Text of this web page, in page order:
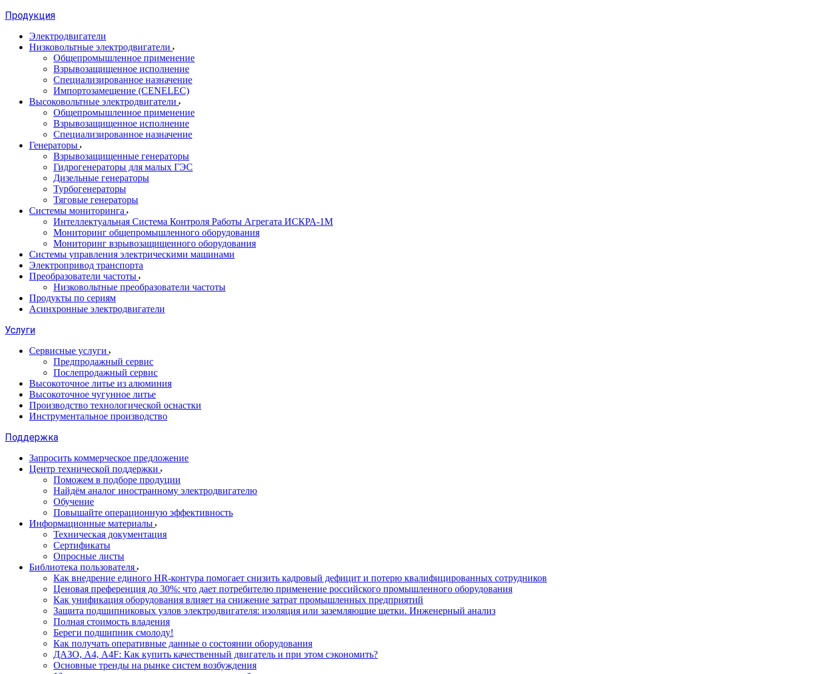
Продукция
Электродвигатели
Низковольтные электродвигатели
Общепромышленное применение
Взрывозащищенное исполнение
Специализированное назначение
Импортозамещение (CENELEC)
Высоковольтные электродвигатели
Общепромышленное применение
Взрывозащищенное исполнение
Специализированное назначение
Генераторы
Взрывозащищенные генераторы
Гидрогенераторы для малых ГЭС
Дизельные генераторы
Турбогенераторы
Тяговые генераторы
Системы мониторинга
Интеллектуальная Система Контроля Работы Агрегата ИСКРА-1М
Мониторинг общепромышленного оборудования
Мониторинг взрывозащищенного оборудования
Системы управления электрическими машинами
Электропривод транспорта
Преобразователи частоты
Низковольтные преобразователи частоты
Продукты по сериям
Асинхронные электродвигатели
Услуги
Сервисные услуги
Предпродажный сервис
Послепродажный сервис
Высокоточное литье из алюминия
Высокоточное чугунное литье
Производство технологической оснастки
Инструментальное производство
Поддержка
Запросить коммерческое предложение
Центр технической поддержки
Поможем в подборе продуции
Найдём аналог иностранному электродвигателю
Обучение
Повышайте операционную эффективность
Информационные материалы
Техническая документация
Сертификаты
Опросные листы
Библиотека пользователя
Как внедрение единого HR-контура помогает снизить кадровый дефицит и потерю квалифицированных сотрудников
Ценовая преференция до 30%: что дает потребителю применение российского промышленного оборудования
Как унификация оборудования влияет на снижение затрат промышленных предприятий
Защита подшипниковых узлов электродвигателя: изоляция или заземляющие щетки. Инженерный анализ
Полная стоимость владения
Береги подшипник смолоду!
Как получать оперативные данные о состоянии оборудования
ДАЗО, А4, А4F: Как купить качественный двигатель и при этом сэкономить?
Основные тренды на рынке систем возбуждения